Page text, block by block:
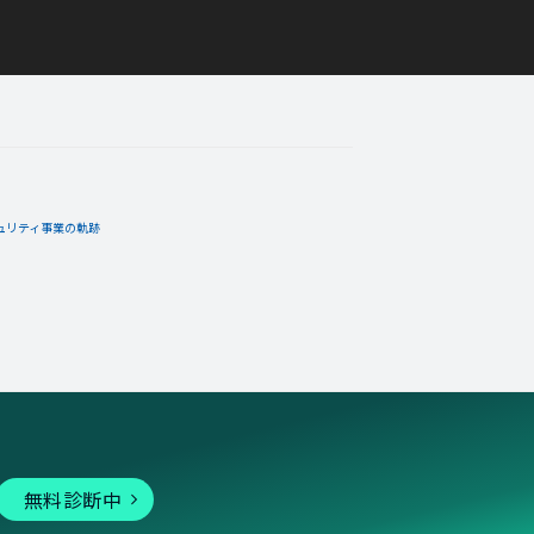
リティ事業の軌跡
無料診断中